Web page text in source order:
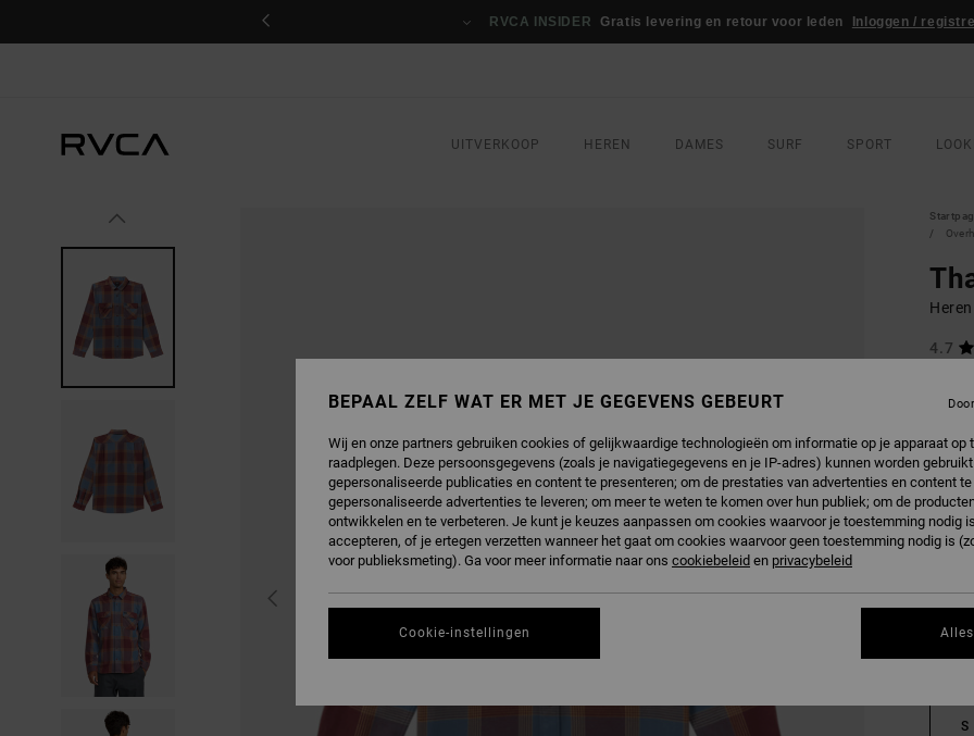
RVCA INSIDER Gratis levering en retour voor leden Inloggen /
UITVERKOOP HEREN DAMES SURF SPORT
4.7
€
SALE
S
BEPAAL ZELF WAT ER MET JE GEGEVENS GEBEURT
Wij en onze partners gebruiken cookies of gelijkwaardige technologieën om informatie op je apparaat op
raadplegen. Deze persoonsgegevens (zoals je navigatiegegevens en je IP-adres) kunnen worden
gepersonaliseerde publicaties en content te presenteren; om de prestaties van advertenties en content
gepersonaliseerde advertenties te leveren; om meer te weten te komen over hun publiek; om de
ontwikkelen en te verbeteren. Je kunt je keuzes aanpassen om cookies waarvoor je toestemming nodig
accepteren, of je ertegen verzetten wanneer het gaat om cookies waarvoor geen toestemming nodig is
voor publieksmeting). Ga voor meer informatie naar ons cookiebeleid en privacybeleid
Cookie-instellingen